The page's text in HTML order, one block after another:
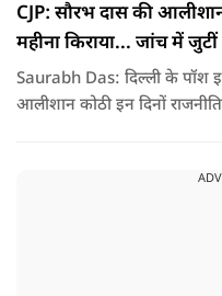
CJP: सौरभ दास की
महीना किराया... जांच में
Saurabh Das: दिल्ली के पॉश
आलीशान कोठी इन दिनों